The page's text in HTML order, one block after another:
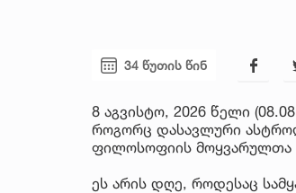
34 წუთის წინ
8 აგვისტო, 2026 წელი
როგორც დასავლური
ფილოსოფიის მოყვარულთა
ეს არის დღე, როდესაც